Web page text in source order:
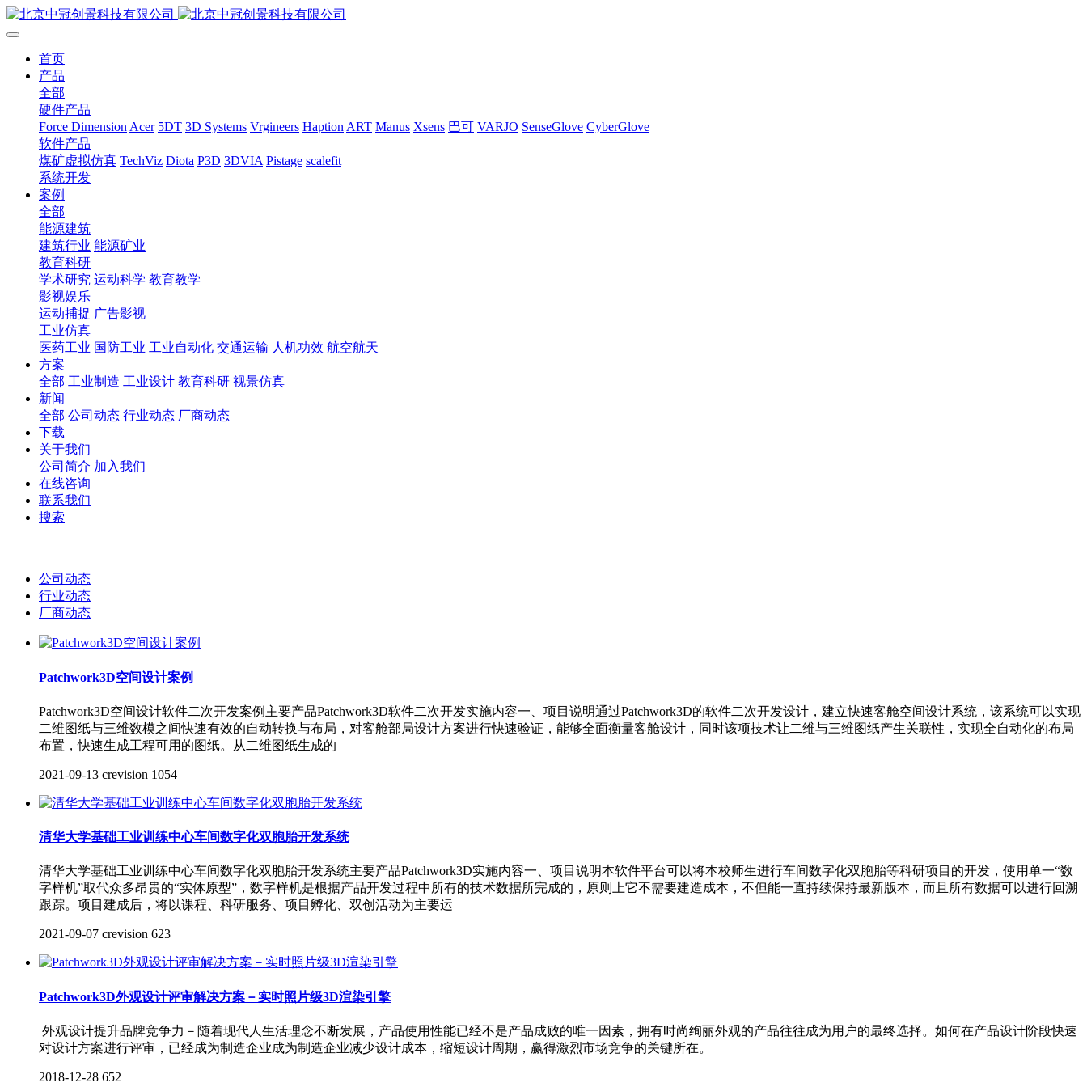
首页
产品
全部
硬件产品
Force Dimension Acer 5DT 3D Systems Vrgineers Haption ART Manus Xsens 巴可 VARJO SenseGlove CyberGlove
软件产品
煤矿虚拟仿真 TechViz Diota P3D 3DVIA Pistage scalefit
系统开发
案例
全部
能源建筑
建筑行业 能源矿业
教育科研
学术研究 运动科学 教育教学
影视娱乐
运动捕捉 广告影视
工业仿真
医药工业 国防工业 工业自动化 交通运输 人机功效 航空航天
方案
全部 工业制造 工业设计 教育科研 视景仿真
新闻
全部 公司动态 行业动态 厂商动态
下载
关于我们
公司简介 加入我们
在线咨询
联系我们
搜索
公司动态
行业动态
厂商动态
Patchwork3D空间设计案例
Patchwork3D空间设计软件二次开发案例主要产品Patchwork3D软件二次开发实施内容一、项目说明通过Patchwork3D的软件二次开发设计，建立快速客舱空间设计系统，该系统可以实现
二维图纸与三维数模之间快速有效的自动转换与布局，对客舱部局设计方案进行快速验证，能够全面衡量客舱设计，同时该项技术让二维与三维图纸产生关联性，实现全自动化的布局
布置，快速生成工程可用的图纸。从二维图纸生成的
2021-09-13 crevision 1054
清华大学基础工业训练中心车间数字化双胞胎开发系统
清华大学基础工业训练中心车间数字化双胞胎开发系统主要产品Patchwork3D实施内容一、项目说明本软件平台可以将本校师生进行车间数字化双胞胎等科研项目的开发，使用单一“数
字样机”取代众多昂贵的“实体原型”，数字样机是根据产品开发过程中所有的技术数据所完成的，原则上它不需要建造成本，不但能一直持续保持最新版本，而且所有数据可以进行回溯
跟踪。项目建成后，将以课程、科研服务、项目孵化、双创活动为主要运
2021-09-07 crevision 623
Patchwork3D外观设计评审解决方案－实时照片级3D渲染引擎
外观设计提升品牌竞争力－随着现代人生活理念不断发展，产品使用性能已经不是产品成败的唯一因素，拥有时尚绚丽外观的产品往往成为用户的最终选择。如何在产品设计阶段快速
对设计方案进行评审，已经成为制造企业成为制造企业减少设计成本，缩短设计周期，赢得激烈市场竞争的关键所在。
2018-12-28 652